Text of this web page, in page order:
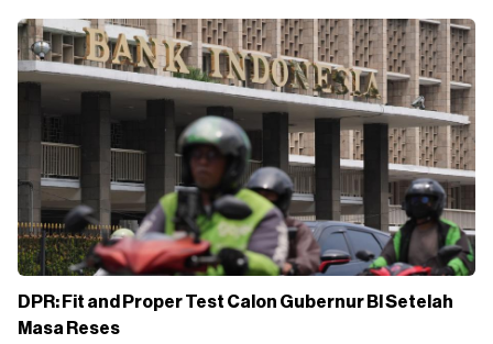
DPR: Fit and Proper Test Calon Gubernur BI Setelah
Masa Reses